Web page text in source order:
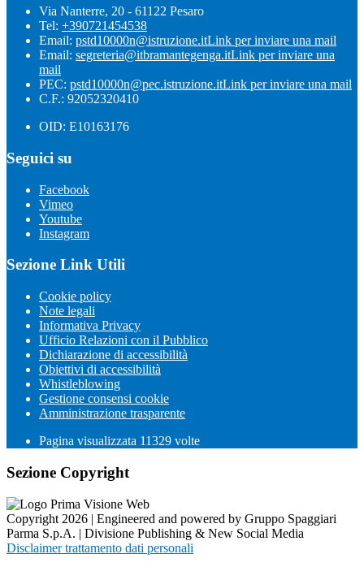
Via Nanterre, 20 - 61122 Pesaro
Tel: +390721454538
Email: pstd10000n@istruzione.itLink per inviare una mail
Email: segreteria@itbramantegenga.itLink per inviare una
mail
PEC: pstd10000n@pec.istruzione.itLink per inviare una mail
C.F.: 92052320410
OID: E10163176
Seguici su
Facebook
Vimeo
Youtube
Instagram
Sezione Link Utili
Cookie policy
Note legali
Informativa Privacy
Ufficio Relazioni con il Pubblico
Dichiarazione di accessibilità
Obiettivi di accessibilità
Whistleblowing
Gestione consensi cookie
Amministrazione trasparente
Pagina visualizzata 11329 volte
Sezione Copyright
Copyright 2026 | Engineered and powered by Gruppo Spaggiari
Parma S.p.A. | Divisione Publishing & New Social Media
Disclaimer trattamento dati personali